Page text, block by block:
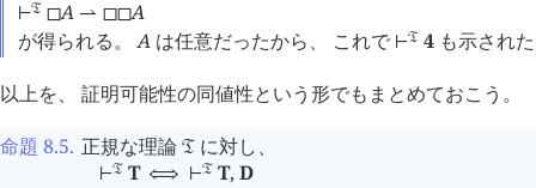
⊢󱁑 ◻A ⇀ ◻◻A
が得られる。A は任意だったから、 これで ⊢󱁑 4 も示され
以上を、 証明可能性の同値性という形でもまとめておこう。
命題 8.5. 正規な理論 󱁑 に対し、
⊢󱁑 T ⟺ ⊢󱁑 T, D